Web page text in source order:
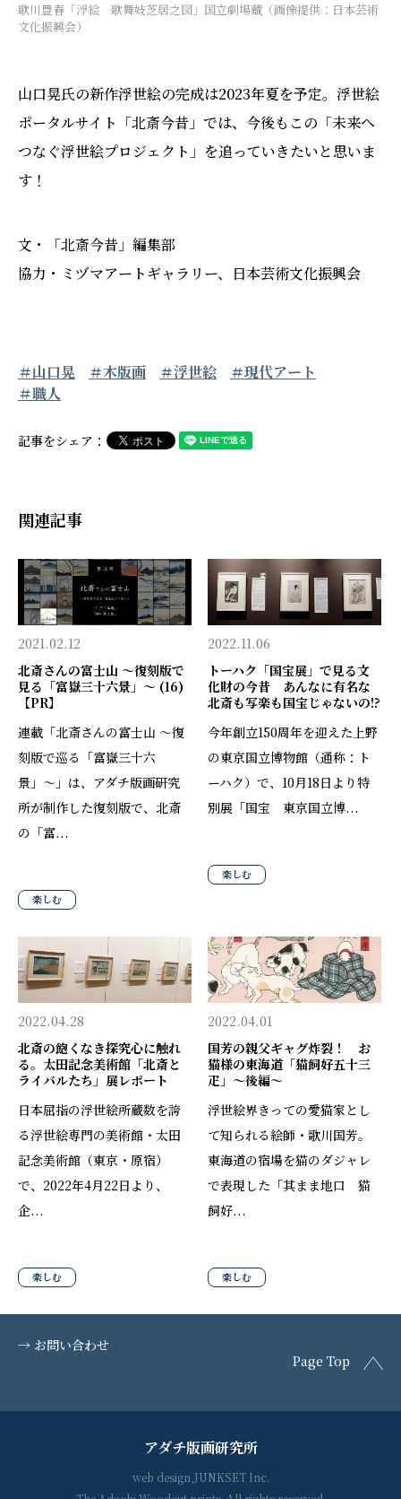
歌川豊春「浮絵 歌舞妓芝居之図」国立劇場蔵（画像提供：日本芸術
文化振興会）
山口晃氏の新作浮世絵の完成は2023年夏を予定。浮世絵
ポータルサイト「北斎今昔」では、今後もこの「未来へ
つなぐ浮世絵プロジェクト」を追っていきたいと思いま
す！
文・「北斎今昔」編集部
協力・ミヅマアートギャラリー、日本芸術文化振興会
＃山口晃 ＃木版画 ＃浮世絵
＃現代アート
＃職人
記事をシェア：
関連記事
2021.02.12
北斎さんの富士山 〜復刻版で
見る「富嶽三十六景」〜 (16)
【PR】
連載「北斎さんの富士山 〜復
刻版で巡る「富嶽三十六
景」〜」は、アダチ版画研究
所が制作した復刻版で、北斎
の「富...
楽しむ
2022.11.06
トーハク「国宝展」で見る文
化財の今昔 あんなに有名な
北斎も写楽も国宝じゃないの!?
今年創立150周年を迎えた上野
の東京国立博物館（通称：ト
ーハク）で、10月18日より特
別展「国宝 東京国立博...
楽しむ
2022.04.28
北斎の飽くなき探究心に触れ
る。太田記念美術館「北斎と
ライバルたち」展レポート
日本屈指の浮世絵所蔵数を誇
る浮世絵専門の美術館・太田
記念美術館（東京・原宿）
で、2022年4月22日より、
企...
楽しむ
2022.04.01
国芳の親父ギャグ炸裂！ お
猫様の東海道「猫飼好五十三
疋」〜後編〜
浮世絵界きっての愛猫家とし
て知られる絵師・歌川国芳。
東海道の宿場を猫のダジャレ
で表現した「其まま地口 猫
飼好...
楽しむ
→ お問い合わせ
Page Top
アダチ版画研究所
web design,JUNKSET Inc.